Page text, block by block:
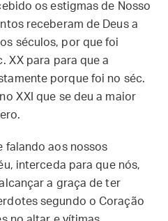
os estigmas de Nosso
receberam de Deus a
séculos, por que foi
XX para para que a
porque foi no séc.
XXI que se deu a maior
falando aos nossos
interceda para que nós,
a graça de ter
segundo o Coração